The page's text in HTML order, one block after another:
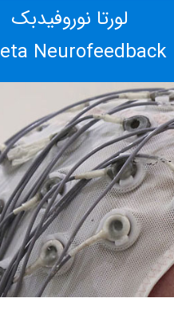
لورتا نوروفیدبک
Neurofeedback